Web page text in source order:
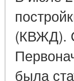
(КВЖД).
была